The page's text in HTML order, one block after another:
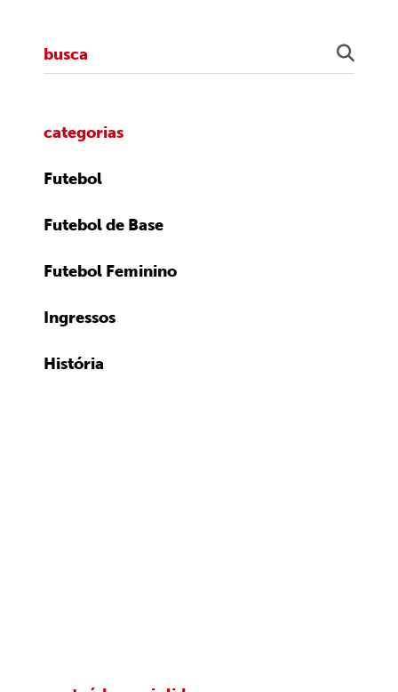
categorias
Futebol
Futebol de Base
Futebol Feminino
Ingressos
História